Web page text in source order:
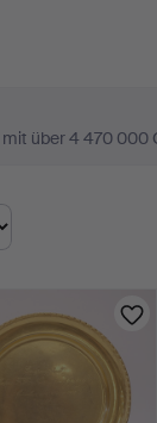
über 4 470 000